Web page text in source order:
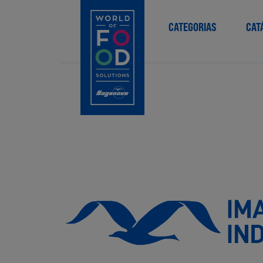
CATEGORIAS